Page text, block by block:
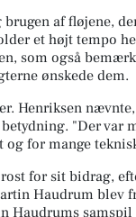
brugen af fløjene,
et højt tempo
som også
ønskede dem.
Henriksen
"Der var
for mange
for sit bidrag,
Haudrum blev
Haudrums samspil